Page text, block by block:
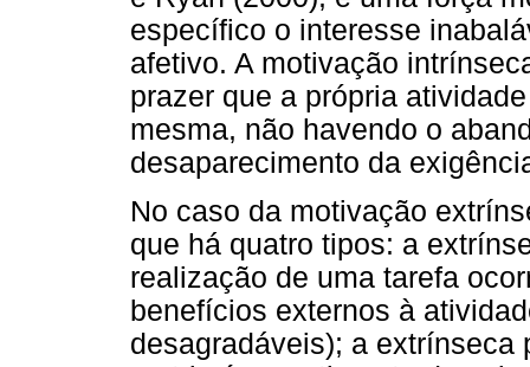
específico o interesse
afetivo. A motivação
prazer que a própria
mesma, não havendo o
desaparecimento da
No caso da motivação
que há quatro tipos: a
realização de uma tarefa
benefícios externos à
desagradáveis); a extrínseca